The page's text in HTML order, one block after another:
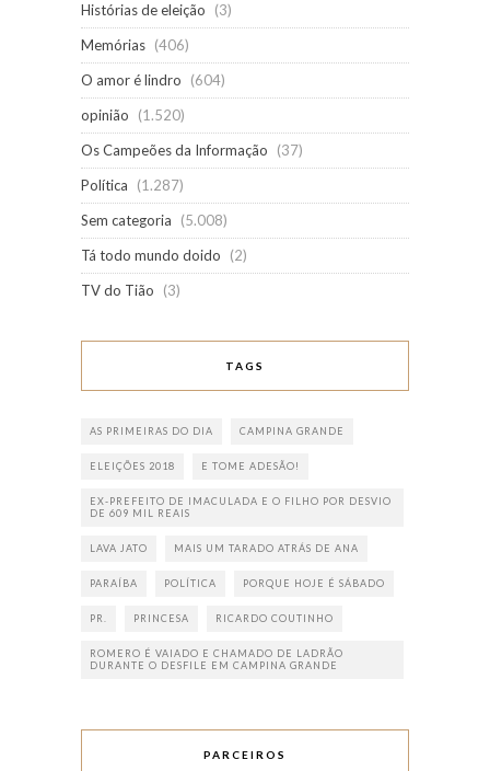
Histórias de eleição
(3)
Memórias (406)
O amor é lindro
(604)
opinião
(1.520)
Os Campeões da Informação
(37)
Política
(1.287)
Sem categoria
(5.008)
Tá todo mundo doido
(2)
TV do Tião
(3)
TAGS
AS PRIMEIRAS DO DIA CAMPINA GRANDE
ELEIÇÕES 2018 E TOME ADESÃO!
EX-PREFEITO DE IMACULADA E O FILHO POR DESVIO
DE 609 MIL REAIS
LAVA JATO MAIS UM TARADO ATRÁS DE ANA
PARAÍBA POLÍTICA PORQUE HOJE É SÁBADO
PR. PRINCESA RICARDO COUTINHO
ROMERO É VAIADO E CHAMADO DE LADRÃO
DURANTE O DESFILE EM CAMPINA GRANDE
PARCEIROS